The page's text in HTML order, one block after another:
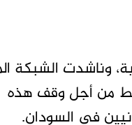
وناشدت الشبكة
من أجل وقف هذه
في السودان.